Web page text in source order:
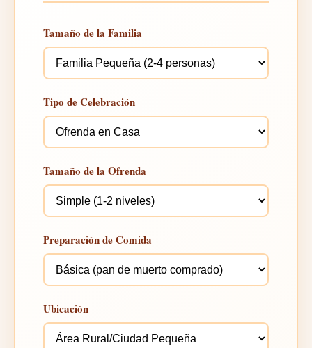
Tamaño de la Familia
Tipo de Celebración
Tamaño de la Ofrenda
Preparación de Comida
Ubicación